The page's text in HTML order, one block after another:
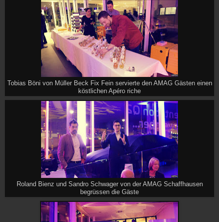
Tobias Böni von Müller Beck Fix Fein servierte den AMAG Gästen einen
köstlichen Apéro riche
Roland Bienz und Sandro Schwager von der AMAG Schaffhausen
begrüssen die Gäste